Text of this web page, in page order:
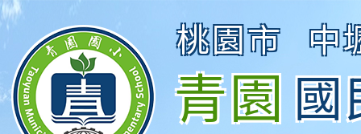
桃園市 中
青園國